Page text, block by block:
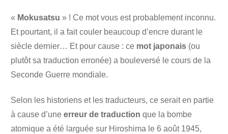
« Mokusatsu » ! Ce mot vous est probablement inconnu.
Et pourtant, il a fait couler beaucoup d’encre durant le
siècle dernier… Et pour cause : ce mot japonais (ou
plutôt sa traduction erronée) a bouleversé le cours de la
Seconde Guerre mondiale.
Selon les historiens et les traducteurs, ce serait en partie
à cause d’une erreur de traduction que la bombe
atomique a été larguée sur Hiroshima le 6 août 1945,